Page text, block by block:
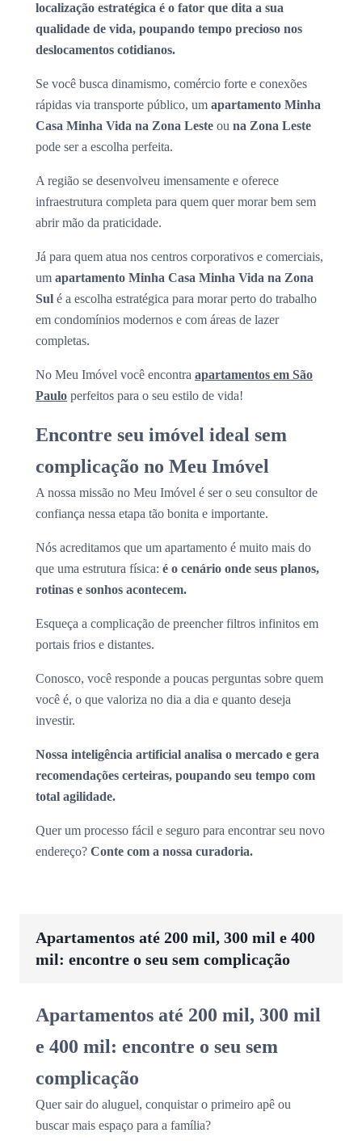
localização estratégica é o fator que dita a sua
qualidade de vida, poupando tempo precioso nos
deslocamentos cotidianos.
Se você busca dinamismo, comércio forte e conexões
rápidas via transporte público, um apartamento Minha
Casa Minha Vida na Zona Leste ou na Zona Leste
pode ser a escolha perfeita.
A região se desenvolveu imensamente e oferece
infraestrutura completa para quem quer morar bem sem
abrir mão da praticidade.
Já para quem atua nos centros corporativos e comerciais,
um apartamento Minha Casa Minha Vida na Zona
Sul é a escolha estratégica para morar perto do trabalho
em condomínios modernos e com áreas de lazer
completas.
No Meu Imóvel você encontra apartamentos em São
Paulo perfeitos para o seu estilo de vida!
Encontre seu imóvel ideal sem
complicação no Meu Imóvel
A nossa missão no Meu Imóvel é ser o seu consultor de
confiança nessa etapa tão bonita e importante.
Nós acreditamos que um apartamento é muito mais do
que uma estrutura física: é o cenário onde seus planos,
rotinas e sonhos acontecem.
Esqueça a complicação de preencher filtros infinitos em
portais frios e distantes.
Conosco, você responde a poucas perguntas sobre quem
você é, o que valoriza no dia a dia e quanto deseja
investir.
Nossa inteligência artificial analisa o mercado e gera
recomendações certeiras, poupando seu tempo com
total agilidade.
Quer um processo fácil e seguro para encontrar seu novo
endereço? Conte com a nossa curadoria.
Apartamentos até 200 mil, 300 mil e 400
mil: encontre o seu sem complicação
Apartamentos até 200 mil, 300 mil
e 400 mil: encontre o seu sem
complicação
Quer sair do aluguel, conquistar o primeiro apê ou
buscar mais espaço para a família?